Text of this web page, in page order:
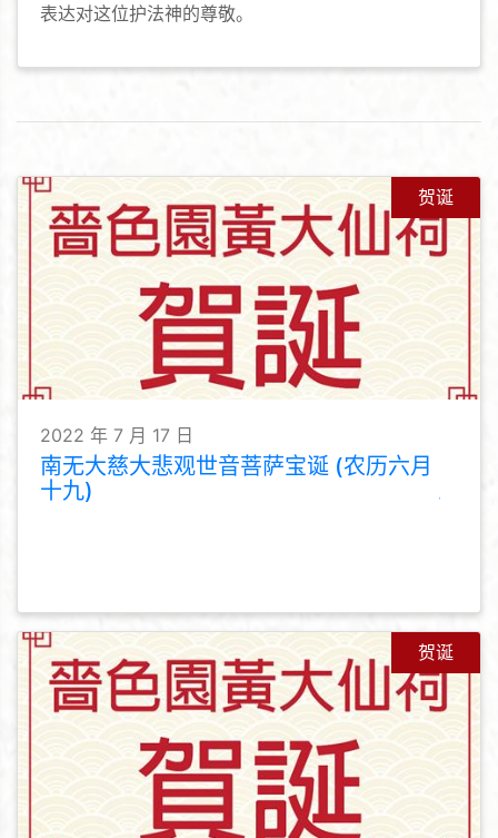
表达对这位护法神的尊敬。
贺诞
2022 年 7 月 17 日
南无大慈大悲观世音菩萨宝诞 (农历六月
十九)
贺诞